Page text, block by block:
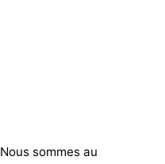
Nous sommes au